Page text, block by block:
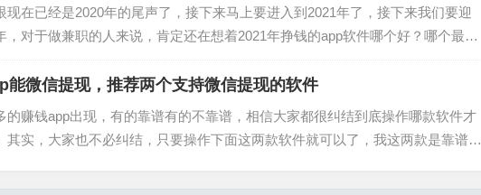
现在已经是2020年的尾声了，接下来马上要进入到2021年了，接下来我们要迎
，对于做兼职的人来说，肯定还在想着2021年挣钱的app软件哪个好？哪个最靠
来小编就要跟大家分享几款2021年最靠谱…
能微信提现，推荐两个支持微信提现的软件
的赚钱app出现，有的靠谱有的不靠谱，相信大家都很纠结到底操作哪款软件才
其实，大家也不必纠结，只要操作下面这两款软件就可以了，我这两款是靠谱又